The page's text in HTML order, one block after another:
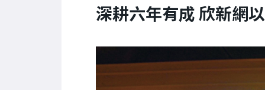
深耕六年有成 欣新網